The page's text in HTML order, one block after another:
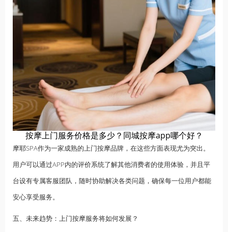
按摩上门服务价格是多少？同城按摩app哪个好？
摩耶SPA作为一家成熟的上门按摩品牌，在这些方面表现尤为突出。
用户可以通过APP内的评价系统了解其他消费者的使用体验，并且平
台设有专属客服团队，随时协助解决各类问题，确保每一位用户都能
安心享受服务。
五、未来趋势：上门按摩服务将如何发展？